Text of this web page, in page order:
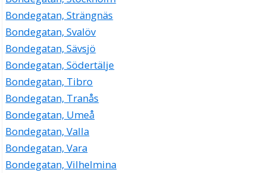
Bondegatan, Strängnäs
Bondegatan, Svalöv
Bondegatan, Sävsjö
Bondegatan, Södertälje
Bondegatan, Tibro
Bondegatan, Tranås
Bondegatan, Umeå
Bondegatan, Valla
Bondegatan, Vara
Bondegatan, Vilhelmina